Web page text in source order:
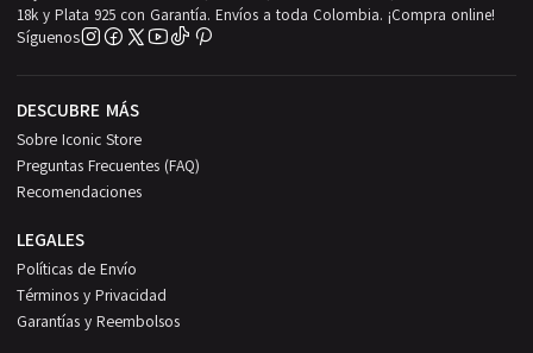
18k y Plata 925 con Garantía. Envíos a toda Colombia. ¡Compra online!
Síguenos
DESCUBRE MÁS
Sobre Iconic Store
Preguntas Frecuentes (FAQ)
Recomendaciones
LEGALES
Políticas de Envío
Términos y Privacidad
Garantías y Reembolsos